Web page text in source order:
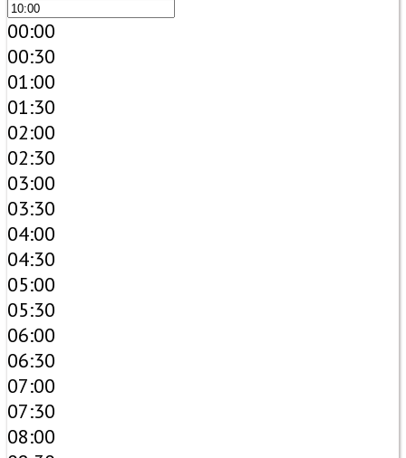
00:00
00:30
01:00
01:30
02:00
02:30
03:00
03:30
04:00
04:30
05:00
05:30
06:00
06:30
07:00
07:30
08:00